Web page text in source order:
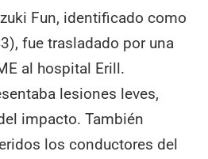
Fun, identificado como
fue trasladado por una
al hospital Erill.
lesiones leves,
impacto. También
los conductores del